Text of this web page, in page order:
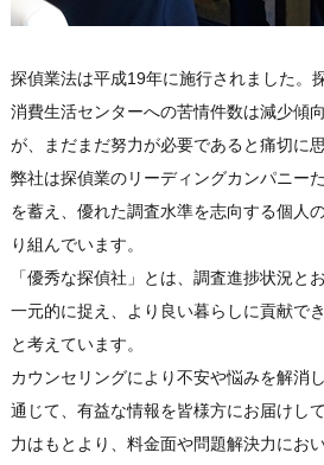
探偵業法は平成19年に施行されました。
消費生活センターへの苦情件数は減少傾
が、まだまだ努力が必要であると痛切に
弊社は探偵業のリーディングカンパニー
を蓄え、優れた調査水準を志向する個人
り組んでいます。
「優秀な探偵社」とは、調査進捗状況と
一元的に捉え、より良い暮らしに貢献で
と考えています。
カウンセリングにより不安や悩みを解消
通じて、有益な情報を皆様方にお届けし
力はもとより、料金面や問題解決力にお